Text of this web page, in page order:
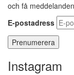
och få
E-postadress
Instagram